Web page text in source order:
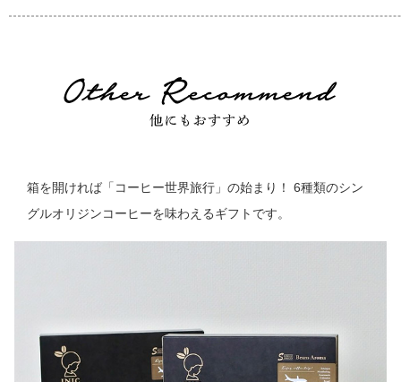
箱を開ければ「コーヒー世界旅行」の始まり！ 6種類のシン
グルオリジンコーヒーを味わえるギフトです。